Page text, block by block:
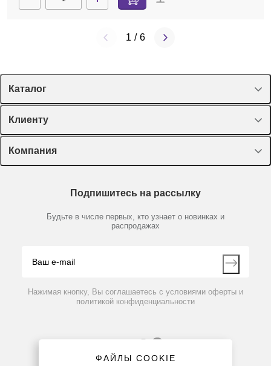
1 / 6
Каталог
Спецпредложения
Оборудование, приборы
Пластик, стекло, принадлежности
Химические реактивы, препараты, наборы
Производители
Клиенту
Лекторий Диаэм
Доставка и оплата
Мобильное приложение
Компания
Партнеры
Контакты
Подпишитесь на рассылку
Будьте в числе первых, кто узнает о новинках и
распродажах
Нажимая кнопку, Вы соглашаетесь с условиями оферты и
политикой конфиденциальности
ФАЙЛЫ COOKIE